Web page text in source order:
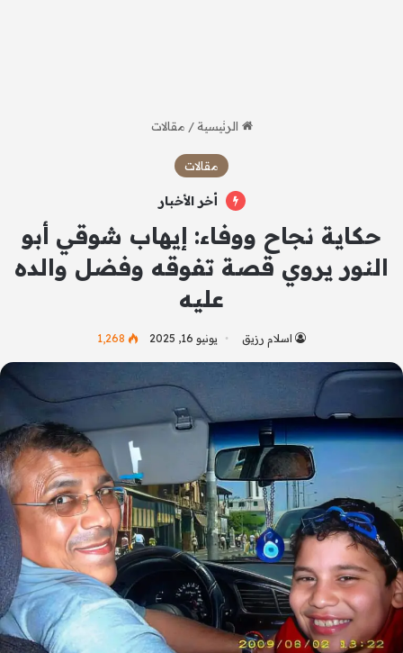
الرئيسية / مقالات
مقالات
أخر الأخبار
حكاية نجاح ووفاء: إيهاب شوقي أبو
النور يروي قصة تفوقه وفضل والده
عليه
اسلام رزيق يونيو 16, 2025 1٬268